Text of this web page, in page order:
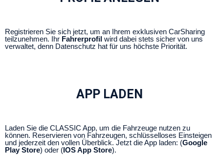
Registrieren Sie sich jetzt, um an Ihrem exklusiven CarSharing
teilzunehmen. Ihr Fahrerprofil wird dabei stets sicher von uns
verwaltet, denn Datenschutz hat für uns höchste Priorität.
APP LADEN
Laden Sie die CLASSIC App, um die Fahrzeuge nutzen zu
können. Reservieren von Fahrzeugen, schlüsselloses Einsteigen
und jederzeit den vollen Überblick. Jetzt die App laden: (Google
Play Store) oder (IOS App Store).